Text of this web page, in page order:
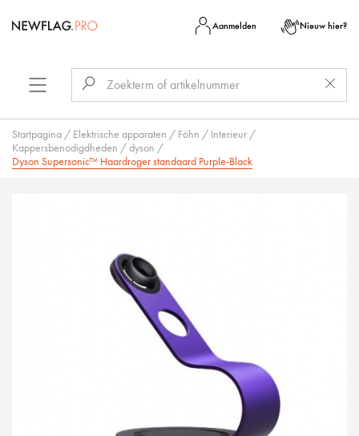
Aanmelden Nieuw hier?
Startpagina / Elektrische apparaten / Föhn / Interieur /
Kappersbenodigdheden /dyson /
Dyson Supersonic™ Haardroger standaard Purple-Black